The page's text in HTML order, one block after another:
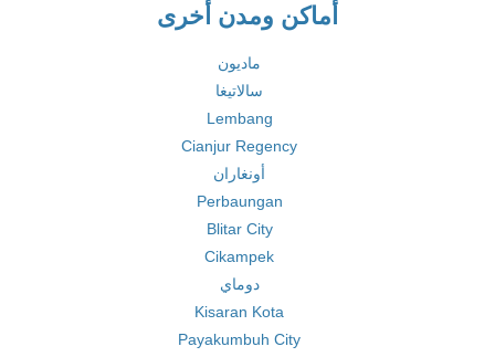
أماكن ومدن أخرى
ماديون
سالاتيغا
Lembang
Cianjur Regency
أونغاران
Perbaungan
Blitar City
Cikampek
دوماي
Kisaran Kota
Payakumbuh City